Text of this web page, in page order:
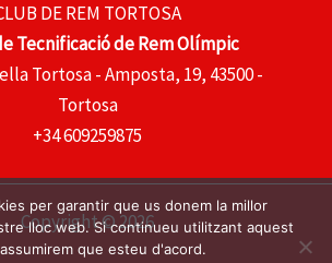
DE REM TORTOSA
Tecnificació de Rem Olímpic
Tortosa - Amposta, 19, 43500 -
Tortosa
+34 609259875
Copyright © 2026
per garantir que us donem la millor
lloc web. Si continueu utilitzant aquest
que esteu d'acord.